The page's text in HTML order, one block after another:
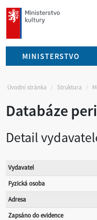
mkcr.cz
MINISTERSTVO
Úvodní stránka Struktura
Databáze
Detail
Vydavatel
Fyzická osoba
Adresa
Zapsáno do evidence